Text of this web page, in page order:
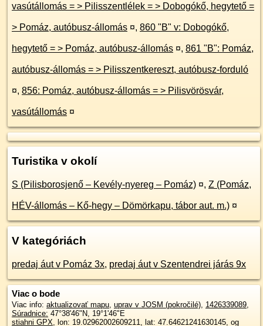
vasútállomás = > Pilisszentlélek = > Dobogókő, hegytető =
> Pomáz, autóbusz-állomás ¤, 860 "B" v: Dobogókő,
hegytető = > Pomáz, autóbusz-állomás ¤, 861 "B": Pomáz,
autóbusz-állomás = > Pilisszentkereszt, autóbusz-forduló
¤, 856: Pomáz, autóbusz-állomás = > Pilisvörösvár,
vasútállomás ¤
Turistika v okolí
S (Pilisborosjenő – Kevély-nyereg – Pomáz) ¤, Z (Pomáz,
HÉV-állomás – Kő-hegy – Dömörkapu, tábor aut. m.) ¤
V kategóriách
predaj áut v Pomáz 3x, predaj áut v Szentendrei járás 9x
Viac o bode
Viac info: aktualizovať mapu, uprav v JOSM (pokročilé), 1426339089,
Súradnice: 47°38'46"N, 19°1'46"E
stiahni GPX, lon: 19.02962002609211, lat: 47.64621241630145, og